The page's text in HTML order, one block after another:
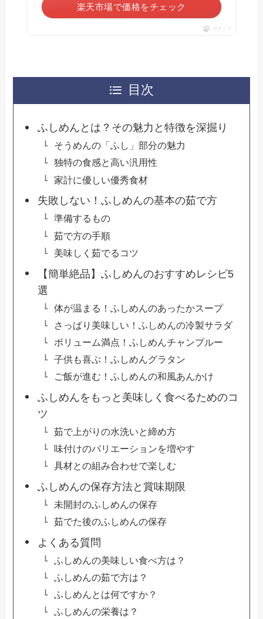
楽天市場で価格をチェック
ポチップ
目次
ふしめんとは？その魅力と特徴を深掘り
そうめんの「ふし」部分の魅力
独特の食感と高い汎用性
家計に優しい優秀食材
失敗しない！ふしめんの基本の茹で方
準備するもの
茹で方の手順
美味しく茹でるコツ
【簡単絶品】ふしめんのおすすめレシピ5
選
体が温まる！ふしめんのあったかスープ
さっぱり美味しい！ふしめんの冷製サラダ
ボリューム満点！ふしめんチャンプルー
子供も喜ぶ！ふしめんグラタン
ご飯が進む！ふしめんの和風あんかけ
ふしめんをもっと美味しく食べるためのコ
ツ
茹で上がりの水洗いと締め方
味付けのバリエーションを増やす
具材との組み合わせで楽しむ
ふしめんの保存方法と賞味期限
未開封のふしめんの保存
茹でた後のふしめんの保存
よくある質問
ふしめんの美味しい食べ方は？
ふしめんの茹で方は？
ふしめんとは何ですか？
ふしめんの栄養は？